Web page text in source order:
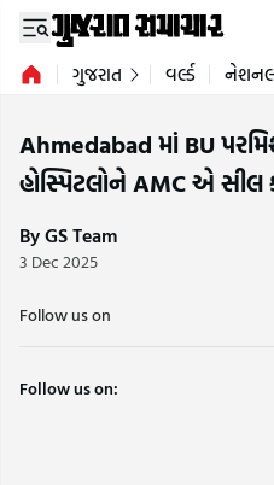
ગુજરાત વર્લ્ડ
Ahmedabad માં BU
હોસ્પિટલોને AMC એ સીલ
By GS Team
3 Dec 2025
Follow us on
Follow us on: